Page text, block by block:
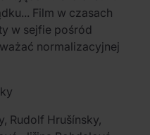
Film w czasach
w sejfie pośród
normalizacyjnej
Rudolf Hrušínsky,